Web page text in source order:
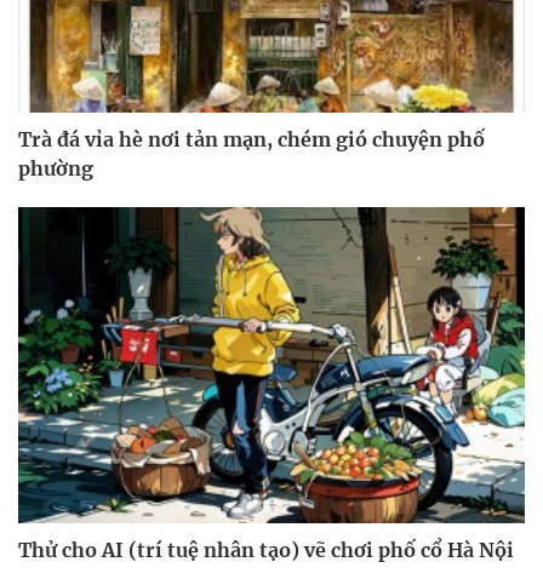
Trà đá vỉa hè nơi tản mạn, chém gió chuyện phố
phường
Thử cho AI (trí tuệ nhân tạo) vẽ chơi phố cổ Hà Nội